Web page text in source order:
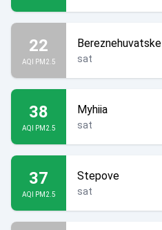
22
AQI PM2.5
Bereznehuvatske
sat
38
AQI PM2.5
Myhiia
sat
37
AQI PM2.5
Stepove
sat